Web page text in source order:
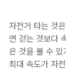
자전거 타는 것
면 걷는 것보다
은 것을 볼 수
최대 속도가 자